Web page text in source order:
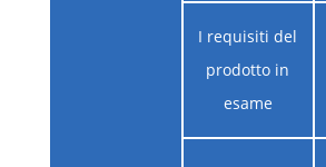
I requisiti del
prodotto in
esame